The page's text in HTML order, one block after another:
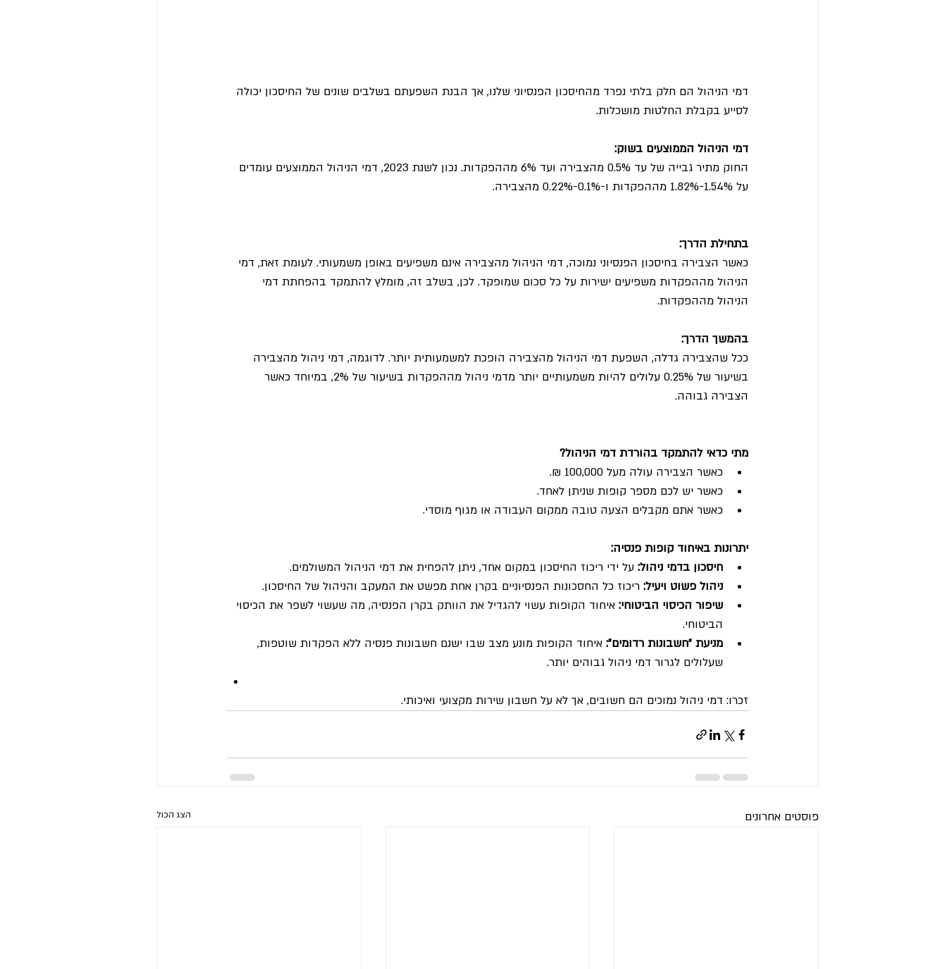
דמי הניהול הם חלק בלתי נפרד מהחיסכון הפנסיוני שלנו, אך הבנת השפעתם בשלבים שונים של החיסכון יכולה
לסייע בקבלת החלטות מושכלות.
דמי הניהול הממוצעים בשוק:
החוק מתיר גבייה של עד 0.5% מהצבירה ועד 6% מההפקדות. נכון לשנת 2023, דמי הניהול הממוצעים עומדים
על 1.54%-1.82% מההפקדות ו-0.1%-0.22% מהצבירה.
בתחילת הדרך:
כאשר הצבירה בחיסכון הפנסיוני נמוכה, דמי הניהול מהצבירה אינם משפיעים באופן משמעותי. לעומת זאת, דמי
הניהול מההפקדות משפיעים ישירות על כל סכום שמופקד. לכן, בשלב זה, מומלץ להתמקד בהפחתת דמי
הניהול מההפקדות.
בהמשך הדרך:
ככל שהצבירה גדלה, השפעת דמי הניהול מהצבירה הופכת למשמעותית יותר. לדוגמה, דמי ניהול מהצבירה
בשיעור של 0.25% עלולים להיות משמעותיים יותר מדמי ניהול מההפקדות בשיעור של 2%, במיוחד כאשר
הצבירה גבוהה.
מתי כדאי להתמקד בהורדת דמי הניהול?
כאשר הצבירה עולה מעל 100,000 ₪.
כאשר יש לכם מספר קופות שניתן לאחד.
כאשר אתם מקבלים הצעה טובה ממקום העבודה או מגוף מוסדי.
יתרונות באיחוד קופות פנסיה:
חיסכון בדמי ניהול: על ידי ריכוז החיסכון במקום אחד, ניתן להפחית את דמי הניהול המשולמים.
ניהול פשוט ויעיל: ריכוז כל החסכונות הפנסיוניים בקרן אחת מפשט את המעקב והניהול של החיסכון.
שיפור הכיסוי הביטוחי: איחוד הקופות עשוי להגדיל את הוותק בקרן הפנסיה, מה שעשוי לשפר את הכיסוי
הביטוחי.
מניעת "חשבונות רדומים": איחוד הקופות מונע מצב שבו ישנם חשבונות פנסיה ללא הפקדות שוטפות,
שעלולים לגרור דמי ניהול גבוהים יותר.
זכרו: דמי ניהול נמוכים הם חשובים, אך לא על חשבון שירות מקצועי ואיכותי.
פוסטים אחרונים הצג הכול